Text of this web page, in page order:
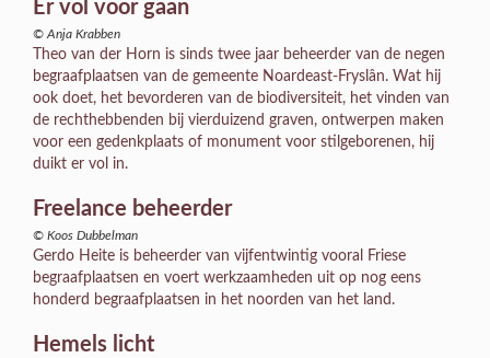
Er vol voor gaan
© Anja Krabben
Theo van der Horn is sinds twee jaar beheerder van de negen
begraafplaatsen van de gemeente Noardeast-Fryslân. Wat hij
ook doet, het bevorderen van de biodiversiteit, het vinden van
de rechthebbenden bij vierduizend graven, ontwerpen maken
voor een gedenkplaats of monument voor stilgeborenen, hij
duikt er vol in.
Freelance beheerder
© Koos Dubbelman
Gerdo Heite is beheerder van vijfentwintig vooral Friese
begraafplaatsen en voert werkzaamheden uit op nog eens
honderd begraafplaatsen in het noorden van het land.
Hemels licht